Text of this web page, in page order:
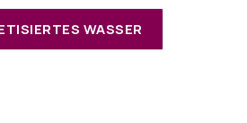
WASSER